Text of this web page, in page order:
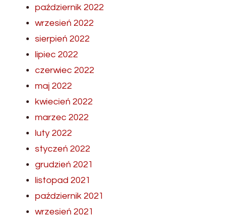
październik 2022
wrzesień 2022
sierpień 2022
lipiec 2022
czerwiec 2022
maj 2022
kwiecień 2022
marzec 2022
luty 2022
styczeń 2022
grudzień 2021
listopad 2021
październik 2021
wrzesień 2021